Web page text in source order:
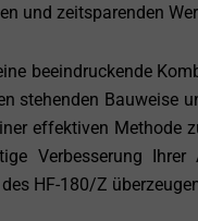
und zeitsparenden
beeindruckende
stehenden Bauweise
effektiven Methode
Verbesserung
HF-180/Z